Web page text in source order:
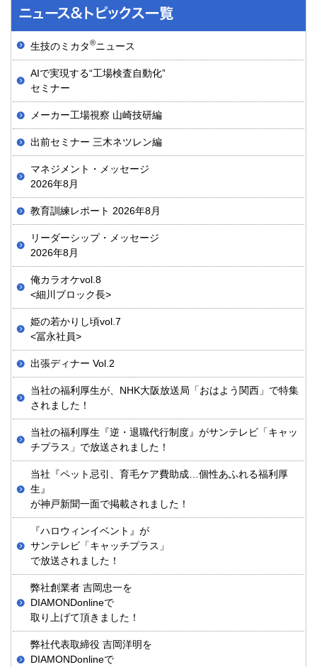
生技のミカタ®ニュース
AIで実現する“工場検査自動化”
セミナー
メーカー工場視察 山崎技研編
出前セミナー 三木ネツレン編
マネジメント・メッセージ
2026年8月
教育訓練レポート 2026年8月
リーダーシップ・メッセージ
2026年8月
俺カラオケvol.8
<細川ブロック長>
姫の若かりし頃vol.7
<冨永社員>
出張ディナー Vol.2
当社の福利厚生が、NHK大阪放送局「おはよう関西」で特集
されました！
当社の福利厚生『逆・退職代行制度』がサンテレビ「キャッ
チプラス」で放送されました！
当社『ペット忌引、育毛ケア費助成…個性あふれる福利厚
生』
が神戸新聞一面で掲載されました！
『ハロウィンイベント』が
サンテレビ「キャッチプラス」
で放送されました！
弊社創業者 吉岡忠一を
DIAMONDonlineで
取り上げて頂きました！
弊社代表取締役 吉岡洋明を
DIAMONDonlineで